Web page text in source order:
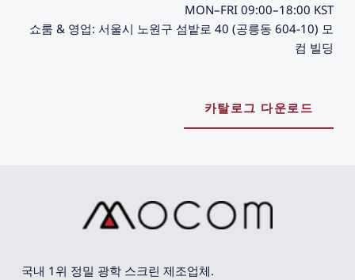
MON–FRI 09:00–18:00 KST
쇼룸 & 영업: 서울시 노원구 섬밭로 40 (공릉동 604-10) 모
컴 빌딩
카탈로그 다운로드
국내 1위 정밀 광학 스크린 제조업체.